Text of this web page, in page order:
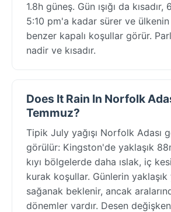
1.8h güneş. Gün ışığı da
5:10 pm'a kadar sürer ve
benzer kapalı koşullar görür.
nadir ve kısadır.
Does It Rain In Norfolk
Temmuz?
Tipik July yağışı Norfolk Adası
görülür: Kingston'de yaklaşık
kıyı bölgelerde daha ıslak, iç
kurak koşullar. Günlerin yaklaşık
sağanak beklenir, ancak
dönemler vardır. Desen